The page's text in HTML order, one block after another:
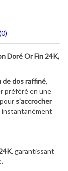
Doré Or Fin 24K,
de dos raffiné,
préféré en une
s’accrocher
instantanément
, garantissant